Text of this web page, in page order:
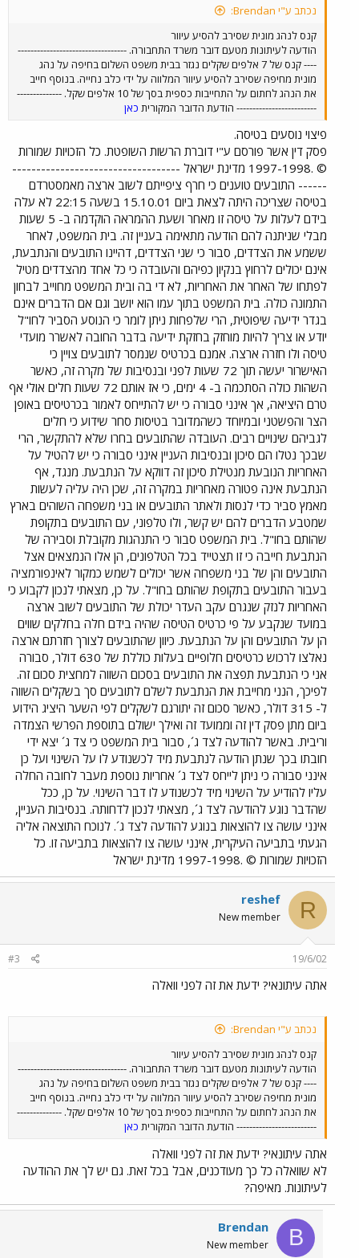
נכתב ע"י Brendan:
קנס לנהג מונית שסירב להסיע עיוור
הודעה לעיתונות מטעם דובר משרד התחבורה. ----------------------------------
---- קנס של 7 אלפים שקלים נגזר בבית משפט השלום בחיפה על נהג
מונית מחיפה שסירב להסיע עיוור המלווה על ידי כלב נחייה. בנוסף חייב
את הנהג לחתום על התחייבות כספית בסך של 10 אלפים שקל. --------------
------------------------- הודעת הדובר המקורית כאן
פיצוי נוסעים בטיסה.
פסק דין אשר פורסם ע"י דוברת הרשות השופטת. כל הזכויות שמורות
© .1997-1998 מדינת ישראל -----------------------------------
------ התובעים טוענים כי חרף ציפייתם לשוב ארצה מאמסטרדם
בטיסה שצריכה היתה לצאת ביום 15.10.01 בשעה 22:15 לא עלה
בידם לעלות על טיסה זו מאחר ושעת ההמראה הוקדמה ב- 5 שעות
מבלי שניתנה להם הודעה מתאימה בעניין זה. בית המשפט, לאחר
ששמע את הצדדים, סבור כי שני הצדדים, דהיינו התובעים והנתבעת,
אינם יכולים לרחוץ בנקיון כפיהם והעובדה כי כל אחד מהצדדים מטיל
לפתחו של האחר את האחריות, לא די בה ובית המשפט מחוייב לבחון
התמונה כולה. בית המשפט בתוך עמו הוא יושב וגם אם הדברים אינם
בגדר ידיעה שיפוטית, הרי שלפחות ניתן לומר כי הנוסע הסביר לחו"ל
יודע או צריך להיות מוחזק בחזקת ידיעה בדבר החובה לאשרר מועדי
טיסה ולו חזרה ארצה. אמנם בכרטיס שנמסר לתובעים צויין כי
האישרור יעשה תוך 72 שעות לפני ובנסיבות של מקרה זה, כאשר
השהות כולה הסתכמה ב- 4 ימים, כי אז אותם 72 שעות חלים אולי אף
טרם היציאה, אך אינני סבורה כי יש להתייחס לאמור בכרטיסים באופן
הצר והפשטני ובמיוחד כשהמדובר בטיסות סחר שידוע כי חלים
לגביהם שינויים רבים. העובדה שהתובעים בחרו שלא להתקשר, הרי
שבכך נטלו הם סיכון ובנסיבות העניין אינני סבורה כי יש להטיל על
האחריות הנובעת מנטילת סיכון זה דווקא על הנתבעת. מנגד, אף
הנתבעת אינה פטורה מאחריות במקרה זה, שכן היה עליה לעשות
מאמץ סביר כדי לנסות ולאתר התובעים או בני משפחה השוהים בארץ
שמטבע הדברים להם יש קשר, ולו טלפוני, עם התובעים בתקופת
שהותם בחו"ל. בית המשפט סבור כי התנהגות מקובלת וסבירה של
הנתבעת חייבה כי זו תצטייד בכל הטלפונים, הן אלו הנמצאים אצל
התובעים והן של בני משפחה אשר יכולים לשמש כמקור לאינפורמציה
בעבור התובעים בתקופת שהותם בחו"ל. על כן, מצאתי לנכון לקבוע כי
האחריות לנזק שנגרם עקב העדר יכולת של התובעים לשוב ארצה
במועד שנקבע על פי כרטיס הטיסה שהיה בידם חלה בחלקים שווים
הן על התובעים והן על הנתבעת. כיוון שהתובעים לצורך חזרתם ארצה
נאלצו לרכוש כרטיסים חלופיים בעלות כוללת של 630 דולר, סבורה
אני כי הנתבעת תפצה את התובעים בסכום השווה למחצית סכום זה.
לפיכך, הנני מחייבת את הנתבעת לשלם לתובעים סך בשקלים השווה
ל- 315 דולר, כאשר סכום זה יתורגם לשקלים לפי השער היציג הידוע
ביום מתן פסק דין זה וממועד זה ואילך ישולם בתוספת הפרשי הצמדה
וריבית. באשר להודעה לצד ג´, סבור בית המשפט כי צד ג´ יצא ידי
חובתו בכך שנתן הודעה לנתבעת מיד לכשנודע לו על השינוי ועל כן
אינני סבורה כי ניתן לייחס לצד ג´ אחריות נוספת מעבר לחובה החלה
עליו להודיע על השינוי מיד לכשנודע לו דבר השינוי. על כן, ככל
שהדבר נוגע להודעה לצד ג´, מצאתי לנכון לדחותה. בנסיבות העניין,
אינני עושה צו להוצאות בנוגע להודעה לצד ג´. לנוכח התוצאה אליה
הגעתי בתביעה העיקרית, אינני עושה צו להוצאות בתביעה זו. כל
הזכויות שמורות © .1997-1998 מדינת ישראל
R
reshef
New member
19/6/02
#3
אתה עיתונאי? ידעת את זה לפני וואלה
נכתב ע"י Brendan:
קנס לנהג מונית שסירב להסיע עיוור
הודעה לעיתונות מטעם דובר משרד התחבורה. ----------------------------------
---- קנס של 7 אלפים שקלים נגזר בבית משפט השלום בחיפה על נהג
מונית מחיפה שסירב להסיע עיוור המלווה על ידי כלב נחייה. בנוסף חייב
את הנהג לחתום על התחייבות כספית בסך של 10 אלפים שקל. --------------
------------------------- הודעת הדובר המקורית כאן
אתה עיתונאי? ידעת את זה לפני וואלה
לא שוואלה כל כך מעודכנים, אבל בכל זאת. גם יש לך את ההודעה
לעיתונות. מאיפה?
B
Brendan
New member